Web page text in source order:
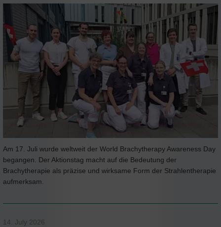
Am 17. Juli wurde weltweit der World Brachytherapy Awareness Day
begangen. Der Aktionstag macht auf die Bedeutung der
Brachytherapie als präzise und wirksame Form der Strahlentherapie
aufmerksam.
14. July 2026